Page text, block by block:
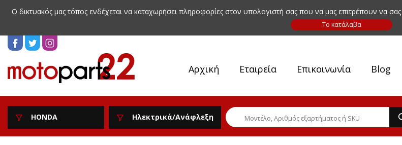
Ο δικτυακός μας τόπος ενδέχεται να καταχωρήσει πληροφορίες στον υπολογιστή σας που να μας επιτρέπουν να
Αρχική Εταιρεία Επικοινωνία Blog
HONDA Ηλεκτρικά/Ανάφλεξη